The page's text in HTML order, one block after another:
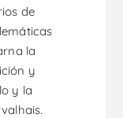
de
la
y
y la